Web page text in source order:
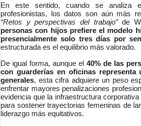
En este sentido, cuando se analiza
profesionistas, los datos son aún más
“Retos y perspectivas del trabajo”de
personas con hijos prefiere el modelo
presencialmente solo tres días por
estructurada es el equilibrio más valorado.
De igual forma, aunque el 40% de las
con guarderías en oficinas representa
generales, esta cifra adquiere un peso
enfrentar mayores penalizaciones
evidencia que la infraestructura
para sostener trayectorias femeninas de
liderazgo más equitativos.